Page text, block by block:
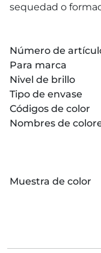
sequedad o
Número de
Para marca
Nivel de brillo
Tipo de envase
Códigos de color
Nombres de
Muestra de color